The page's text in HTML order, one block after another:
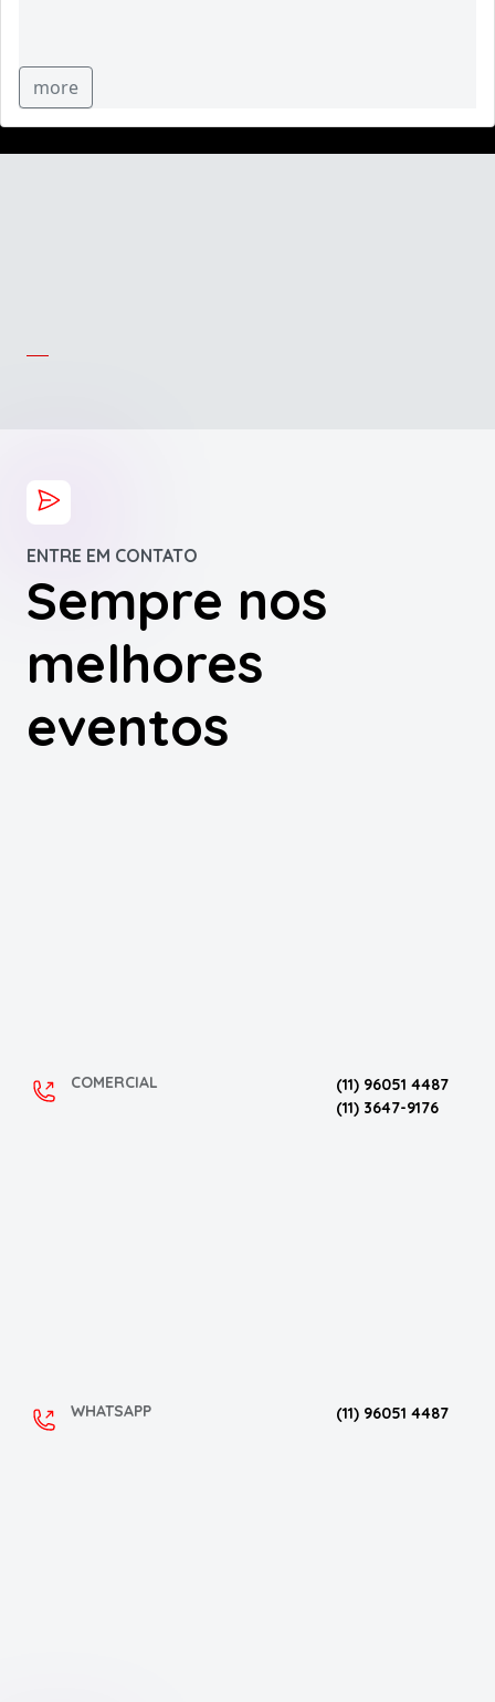
more
ENTRE EM CONTATO
Sempre nos
melhores
eventos
COMERCIAL
(11) 96051 4487
(11) 3647-9176
WHATSAPP (11) 96051 4487